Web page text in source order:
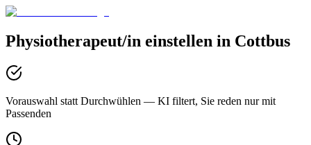
Physiotherapeut/in einstellen in Cottbus
Vorauswahl statt Durchwühlen — KI filtert, Sie reden nur mit
Passenden